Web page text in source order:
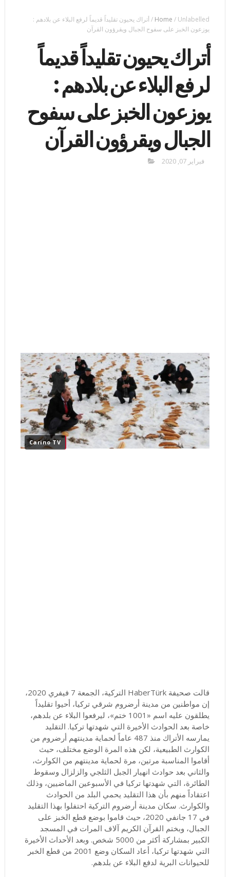
Home / Unlabelled
/ أتراك يحيون تقليداً قديماً لرفع البلاء عن بلادهم :
يوزعون الخبز على سفوح الجبال ويقرؤون القرآن
أتراك يحيون تقليداً قديماً
لرفع البلاء عن بلادهم :
يوزعون الخبز على سفوح
الجبال ويقرؤون القرآن
فبراير 07, 2020
Carino TV
قالت صحيفة HaberTürk التركية، الجمعة 7 فيفري 2020،
إن مواطنين من مدينة أرضروم شرقي تركيا، أحيوا تقليداً
يطلقون عليه اسم «1001 ختم»، ليرفعوا البلاء عن بلدهم،
خاصة بعد الحوادث الأخيرة التي شهدتها تركيا. التقليد
يمارسه الأتراك منذ 487 عاماً لحماية مدينتهم أرضروم من
الكوارث الطبيعية، لكن هذه المرة الوضع مختلف، حيث
أقاموا المناسبة مرتين، مرة لحماية مدينتهم من الكوارث،
والثاني بعد حوادث انهيار الجبل الثلجي والزلزال وسقوط
الطائرة، التي شهدتها تركيا في الأسبوعين الماضيين، وذلك
اعتقاداً منهم بأن هذا التقليد يحمي البلد من الحوادث
والكوارث. سكان مدينة أرضروم التركية احتفلوا بهذا التقليد
في 17 جانفي 2020، حيث قاموا بوضع قطع الخبز على
الجبال، وبختم القرآن الكريم آلاف المرات في المسجد
الكبير بمشاركة أكثر من 5000 شخص. وبعد الأحداث الأخيرة
التي شهدتها تركيا، أعاد السكان وضع 2001 من قطع الخبر
للحيوانات البرية لدفع البلاء عن بلدهم.